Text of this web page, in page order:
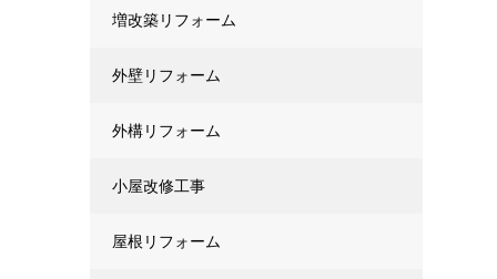
増改築リフォーム
外壁リフォーム
外構リフォーム
小屋改修工事
屋根リフォーム